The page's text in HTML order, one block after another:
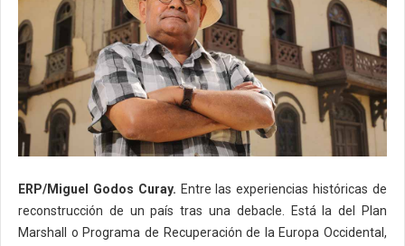
ERP/Miguel Godos Curay. Entre las experiencias históricas de
reconstrucción de un país tras una debacle. Está la del Plan
Marshall o Programa de Recuperación de la Europa Occidental,